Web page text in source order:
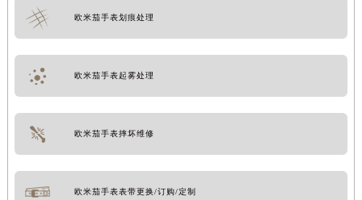
欧米茄手表划痕处理
欧米茄手表起雾处理
欧米茄手表摔坏维修
欧米茄手表表带更换/订购/定制